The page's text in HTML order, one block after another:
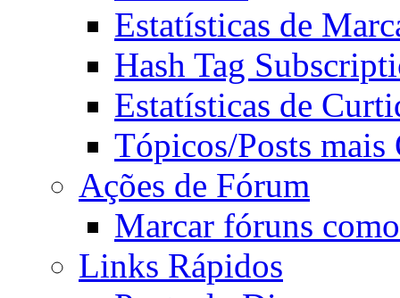
Estatísticas de
Hash Tag
Estatísticas de
Tópicos/Posts mais
Ações de Fórum
Marcar fóruns
Links Rápidos